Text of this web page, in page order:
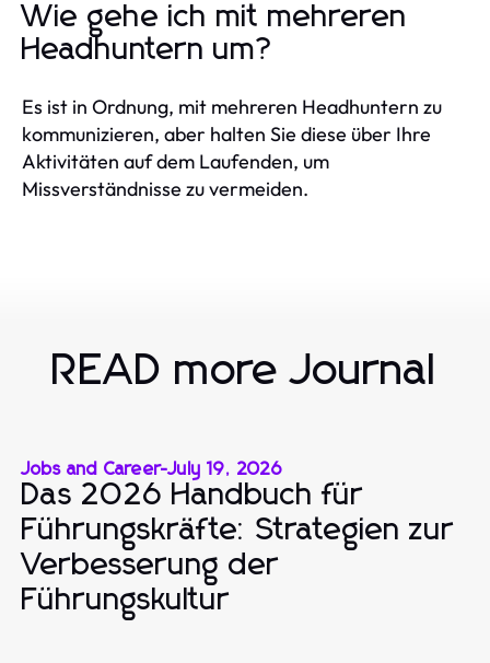
Wie gehe ich mit mehreren
Headhuntern um?
Es ist in Ordnung, mit mehreren Headhuntern zu
kommunizieren, aber halten Sie diese über Ihre
Aktivitäten auf dem Laufenden, um
Missverständnisse zu vermeiden.
READ more Journal
Jobs and Career-July 19, 2026
Das 2026 Handbuch für
Führungskräfte: Strategien zur
Verbesserung der
Führungskultur